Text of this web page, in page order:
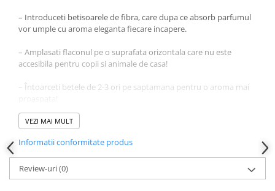
Sapunuri
Ingrijirea parului
Fixativ si spuma de par
Sampon
Vopsea de par
Servetele Umede & Uscate
Ingrijire copii
– Introduceti betisoarele de fibra, care dupa ce absorb parfumul
vor umple cu aroma eleganta fiecare incapere.
– Amplasati flaconul pe o suprafata orizontala care nu este
accesibila pentru copii si animale de casa!
– Întoarceti betele de 2-3 ori pe saptamana pentru o aroma mai
– La amplasare va rugam sa fiti atenti ca betisoarele sau parfumul
pot fi deteriorate.
– A se pastra la temperaturi intre 5-30 grade Celsius.
VEZI MAI MULT
Informatii conformitate produs
Review-uri(0)